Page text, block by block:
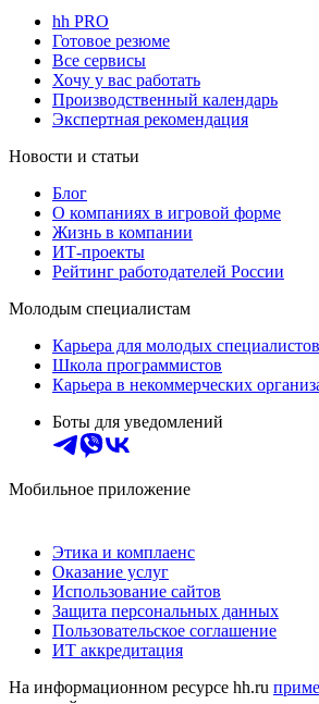
hh PRO
Готовое резюме
Все сервисы
Хочу у вас работать
Производственный календарь
Экспертная рекомендация
Новости и статьи
Блог
О компаниях в игровой форме
Жизнь в компании
ИТ-проекты
Рейтинг работодателей России
Молодым специалистам
Карьера для молодых специалистов
Школа программистов
Карьера в некоммерческих
Боты для уведомлений
Мобильное приложение
Этика и комплаенс
Оказание услуг
Использование сайтов
Защита персональных данных
Пользовательское соглашение
ИТ аккредитация
На информационном ресурсе hh.ru